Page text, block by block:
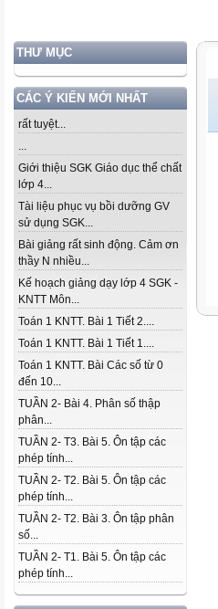
THƯ MỤC
CÁC Ý KIẾN MỚI NHẤT
rất tuyệt...
...
Giới thiệu SGK Giáo dục thể chất
lớp 4...
Tài liệu phục vụ bồi dưỡng GV
sử dụng SGK...
Bài giảng rất sinh động. Cảm ơn
thầy N nhiều...
Kế hoạch giảng dạy lớp 4 SGK -
KNTT Môn...
Toán 1 KNTT. Bài 1 Tiết 2....
Toán 1 KNTT. Bài 1 Tiết 1....
Toán 1 KNTT. Bài Các số từ 0
đến 10...
TUẦN 2- Bài 4. Phân số thập
phân...
TUẦN 2- T3. Bài 5. Ôn tập các
phép tính...
TUẦN 2- T2. Bài 5. Ôn tập các
phép tính...
TUẦN 2- T2. Bài 3. Ôn tập phân
số...
TUẦN 2- T1. Bài 5. Ôn tập các
phép tính...